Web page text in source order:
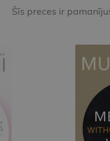
Šīs preces ir